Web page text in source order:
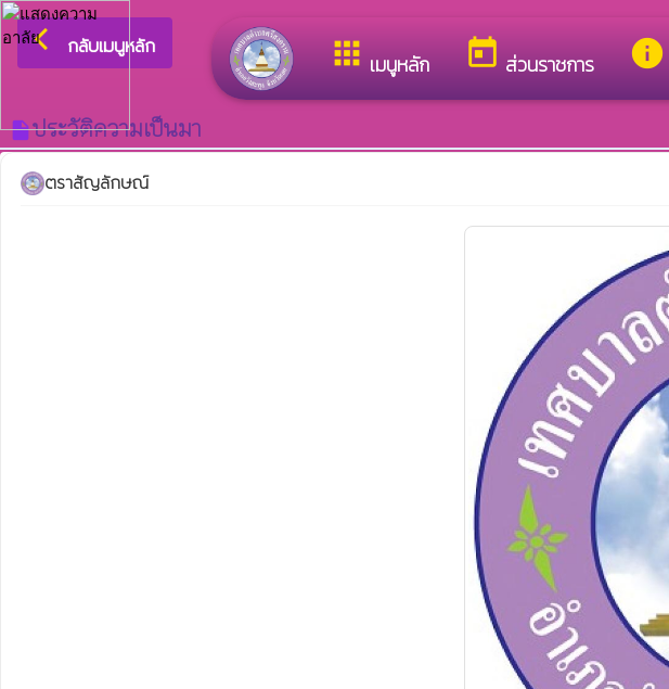
appsเมนูหลัก todayส่วนราชการ info
arrow_back_ios กลับเมนูหลัก ยินดีต้อนรับสู่เว็บไซต์ของ เทศบาลตำบลศรีสงคราม
insert_drive_fileประวัติความเป็นมา
ตราสัญลักษณ์